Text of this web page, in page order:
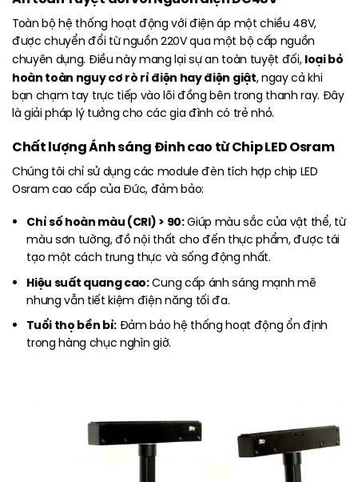
Toàn bộ hệ thống hoạt động với điện áp một chiều 48V,
được chuyển đổi từ nguồn 220V qua một bộ cấp nguồn
chuyên dụng. Điều này mang lại sự an toàn tuyệt đối,loại bỏ
hoàn toàn nguy cơ rò rỉ điện hay điện giật, ngay cả khi
bạn chạm tay trực tiếp vào lõi đồng bên trong thanh ray. Đây
là giải pháp lý tưởng cho các gia đình có trẻ nhỏ.
Chất lượng Ánh sáng Đỉnh cao từ Chip LED Osram
Chúng tôi chỉ sử dụng các module đèn tích hợp chip LED
Osram cao cấp của Đức, đảm bảo:
Chỉ số hoàn màu (CRI) > 90:Giúp màu sắc của vật thể, từ
màu sơn tường, đồ nội thất cho đến thực phẩm, được tái
tạo một cách trung thực và sống động nhất.
Hiệu suất quang cao:Cung cấp ánh sáng mạnh mẽ
nhưng vẫn tiết kiệm điện năng tối đa.
Tuổi thọ bền bỉ: Đảm bảo hệ thống hoạt động ổn định
trong hàng chục nghìn giờ.